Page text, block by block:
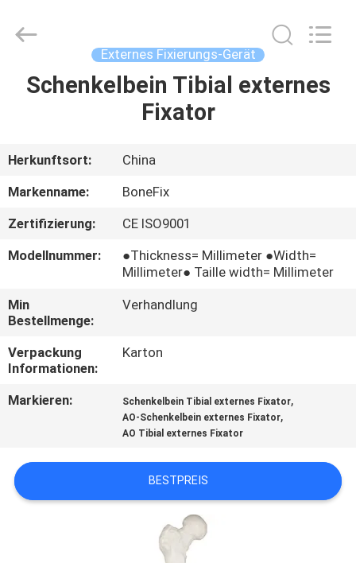
HAUS
ÜBER
UNS
FABRIK-
QUALITÄTSKONTROLLE
TRETEN
UNS
IN
medical
Reserved.
Developed
ECER
Externes Fixierungs-Gerät
Schenkelbein Tibial externes
Fixator
Herkunftsort:
China
Markenname:
BoneFix
Zertifizierung:
CE ISO9001
Modellnummer:
●Thickness= Millimeter ●Width=
Millimeter● Taille width= Millimeter
Min
Bestellmenge:
Verhandlung
Verpackung
Informationen:
Karton
Markieren: Schenkelbein Tibial externes Fixator,
AO-Schenkelbein externes Fixator,
AO Tibial externes Fixator
BESTPREIS